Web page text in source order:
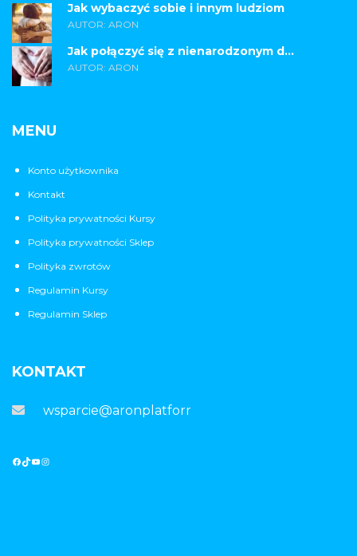
Jak wybaczyć sobie i innym ludziom
AUTOR: ARON
Jak połączyć się z nienarodzonym d...
AUTOR: ARON
MENU
Konto użytkownika
Kontakt
Polityka prywatności Kursy
Polityka prywatności Sklep
Polityka zwrotów
Regulamin Kursy
Regulamin Sklep
KONTAKT
wsparcie@aronplatforma.pl